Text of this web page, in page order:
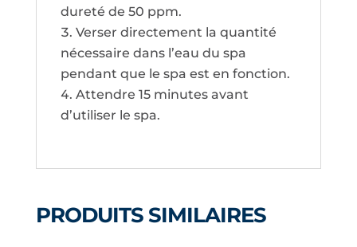
dureté de 50 ppm.
Verser directement la quantité
nécessaire dans l’eau du spa
pendant que le spa est en fonction.
Attendre 15 minutes avant
d’utiliser le spa.
PRODUITS SIMILAIRES